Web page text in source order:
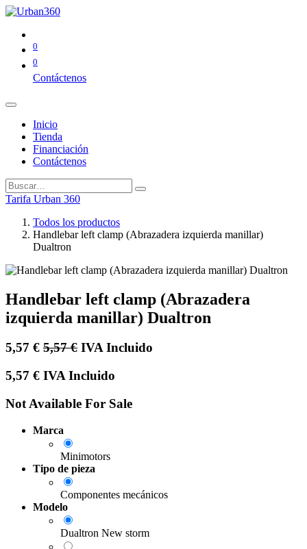
0
0
Contáctenos
Inicio
Tienda
Financiación
Contáctenos
Tarifa Urban 360
Todos los productos
Handlebar left clamp (Abrazadera izquierda manillar)
Dualtron
Handlebar left clamp (Abrazadera
izquierda manillar) Dualtron
5,57 € 5,57€ IVA Incluido
5,57 € IVA Incluido
Not Available For Sale
Marca
Minimotors
Tipo de pieza
Componentes mecánicos
Modelo
Dualtron New storm